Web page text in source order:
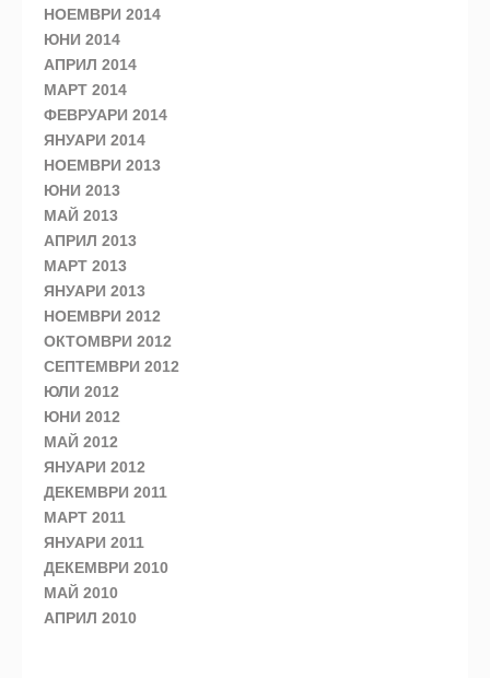
НОЕМВРИ 2014
ЮНИ 2014
АПРИЛ 2014
МАРТ 2014
ФЕВРУАРИ 2014
ЯНУАРИ 2014
НОЕМВРИ 2013
ЮНИ 2013
МАЙ 2013
АПРИЛ 2013
МАРТ 2013
ЯНУАРИ 2013
НОЕМВРИ 2012
ОКТОМВРИ 2012
СЕПТЕМВРИ 2012
ЮЛИ 2012
ЮНИ 2012
МАЙ 2012
ЯНУАРИ 2012
ДЕКЕМВРИ 2011
МАРТ 2011
ЯНУАРИ 2011
ДЕКЕМВРИ 2010
МАЙ 2010
АПРИЛ 2010